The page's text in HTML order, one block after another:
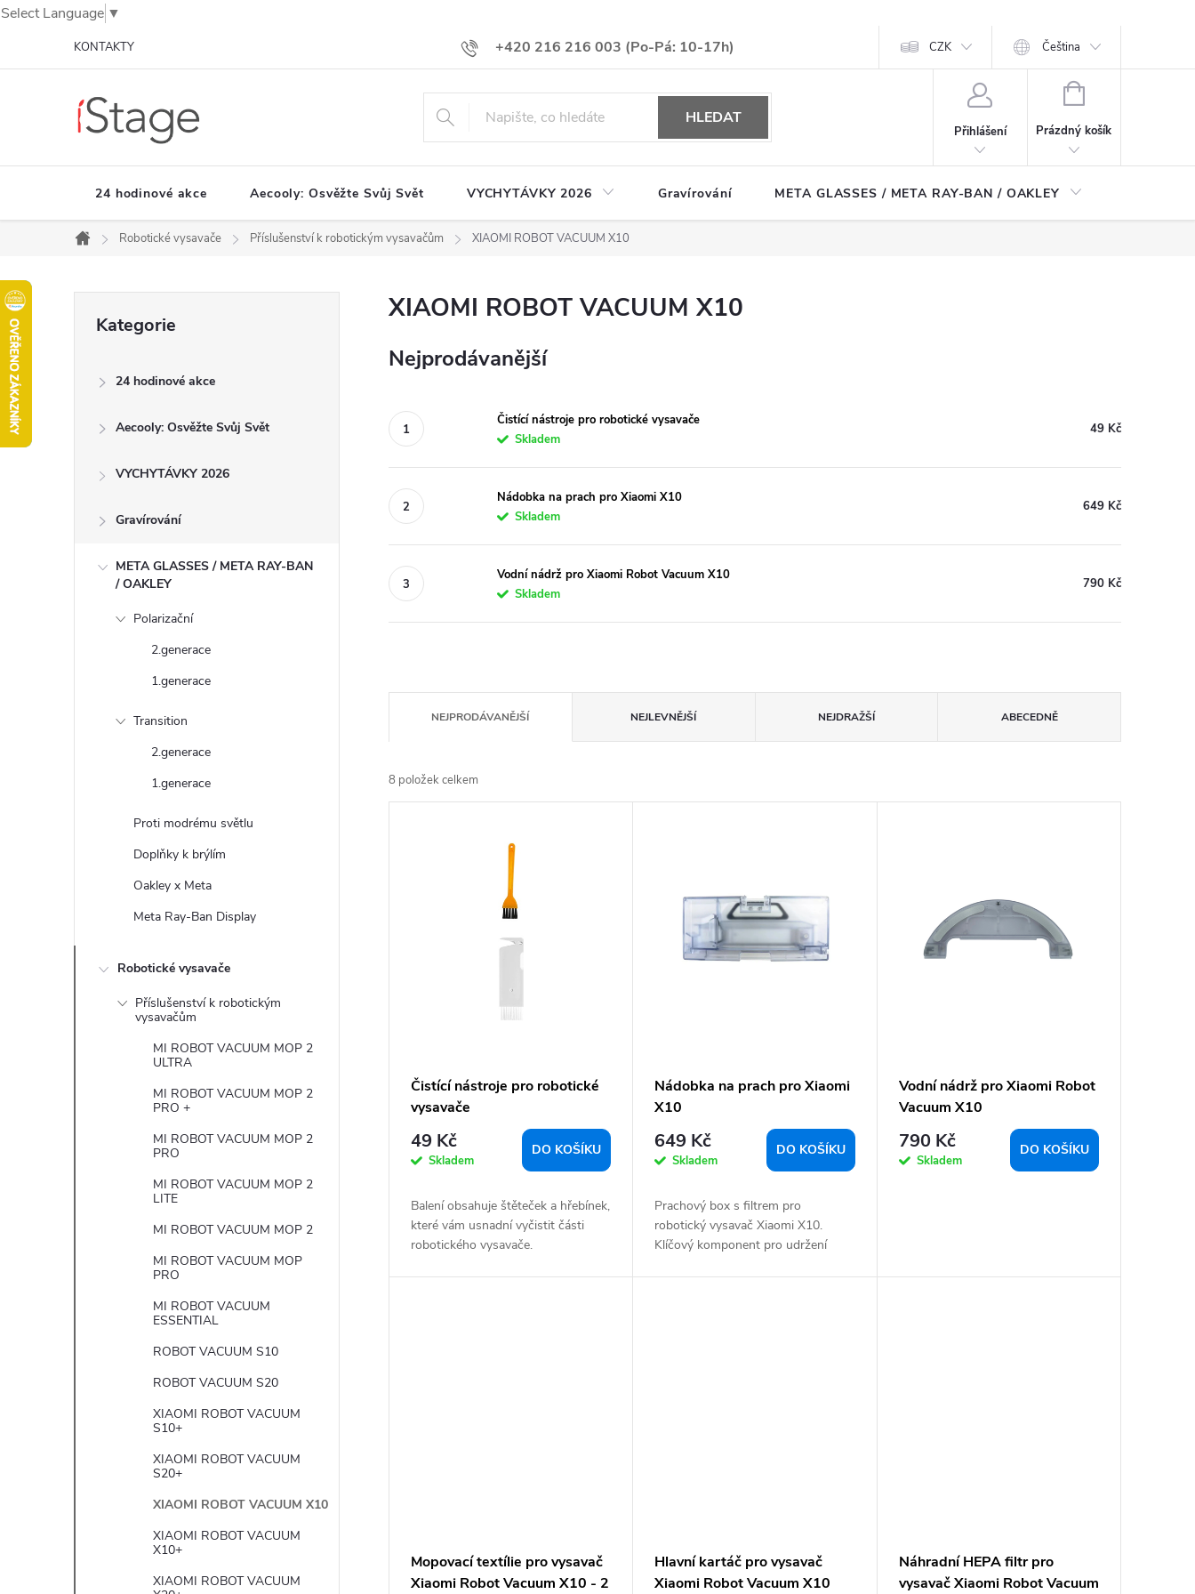
Select Language ▼
+420 216 216 003
KONTAKTY CZK Čeština
HLEDAT
Přihlášení
NÁKUPNÍ
Prázdný košík
24 hodinové akce Aecooly: Osvěžte Svůj Svět VYCHYTÁVKY 2026 Gravírování META GLASSES / META RAY-BAN / OAKLEY
Domů
Robotické vysavače Příslušenství k robotickým vysavačům XIAOMI ROBOT VACUUM X10
kategorie
Kategorie
24 hodinové akce
Aecooly: Osvěžte Svůj Svět
VYCHYTÁVKY 2026
Gravírování
META GLASSES / META RAY-BAN
/ OAKLEY
Polarizační
2.generace
1.generace
Transition
2.generace
1.generace
Proti modrému světlu
Doplňky k brýlím
Oakley x Meta
Meta Ray-Ban Display
Robotické vysavače
Příslušenství k robotickým
vysavačům
MI ROBOT VACUUM MOP 2
ULTRA
MI ROBOT VACUUM MOP 2
PRO +
MI ROBOT VACUUM MOP 2
PRO
MI ROBOT VACUUM MOP 2
LITE
MI ROBOT VACUUM MOP 2
MI ROBOT VACUUM MOP
PRO
MI ROBOT VACUUM
ESSENTIAL
ROBOT VACUUM S10
ROBOT VACUUM S20
XIAOMI ROBOT VACUUM
S10+
XIAOMI ROBOT VACUUM
S20+
XIAOMI ROBOT VACUUM X10
XIAOMI ROBOT VACUUM
X10+
XIAOMI ROBOT VACUUM
XIAOMI ROBOT VACUUM X10
Nejprodávanější
Čistící nástroje pro robotické vysavače
Skladem
49 Kč
Nádobka na prach pro Xiaomi X10
Skladem
649 Kč
Vodní nádrž pro Xiaomi Robot Vacuum X10
Skladem
790 Kč
e
NEJPRODÁVANĚJŠÍ NEJLEVNĚJŠÍ NEJDRAŽŠÍ ABECEDNĚ
8 položek celkem
Čistící nástroje pro robotické
vysavače
49 Kč
Skladem
DO KOŠÍKU
Balení obsahuje štěteček a hřebínek,
které vám usnadní vyčistit části
robotického vysavače.
Nádobka na prach pro Xiaomi
X10
649 Kč
Skladem
DO KOŠÍKU
Prachový box s filtrem pro
robotický vysavač Xiaomi X10.
Klíčový komponent pro udržení
Vodní nádrž pro Xiaomi Robot
Vacuum X10
790 Kč
Skladem
DO KOŠÍKU
Mopovací textílie pro vysavač
Xiaomi Robot Vacuum X10 - 2
Hlavní kartáč pro vysavač
Xiaomi Robot Vacuum X10
Náhradní HEPA filtr pro
vysavač Xiaomi Robot Vacuum